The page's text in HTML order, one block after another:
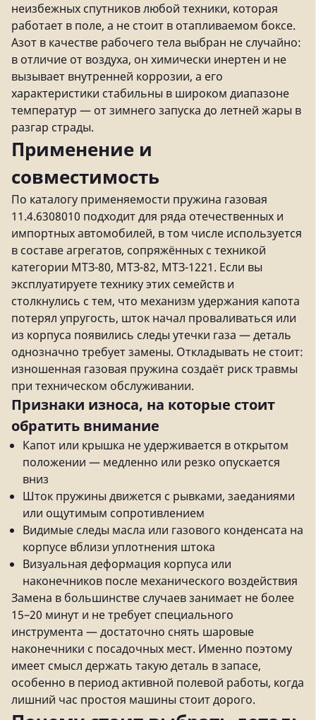
неизбежных спутников любой техники, которая
работает в поле, а не стоит в отапливаемом боксе.
Азот в качестве рабочего тела выбран не случайно:
в отличие от воздуха, он химически инертен и не
вызывает внутренней коррозии, а его
характеристики стабильны в широком диапазоне
температур — от зимнего запуска до летней жары в
разгар страды.
Применение и
совместимость
По каталогу применяемости пружина газовая
11.4.6308010 подходит для ряда отечественных и
импортных автомобилей, в том числе используется
в составе агрегатов, сопряжённых с техникой
категории МТЗ-80, МТЗ-82, МТЗ-1221. Если вы
эксплуатируете технику этих семейств и
столкнулись с тем, что механизм удержания капота
потерял упругость, шток начал проваливаться или
из корпуса появились следы утечки газа — деталь
однозначно требует замены. Откладывать не стоит:
изношенная газовая пружина создаёт риск травмы
при техническом обслуживании.
Признаки износа, на которые стоит
обратить внимание
Капот или крышка не удерживается в открытом
положении — медленно или резко опускается
вниз
Шток пружины движется с рывками, заеданиями
или ощутимым сопротивлением
Видимые следы масла или газового конденсата на
корпусе вблизи уплотнения штока
Визуальная деформация корпуса или
наконечников после механического воздействия
Замена в большинстве случаев занимает не более
15–20 минут и не требует специального
инструмента — достаточно снять шаровые
наконечники с посадочных мест. Именно поэтому
имеет смысл держать такую деталь в запасе,
особенно в период активной полевой работы, когда
лишний час простоя машины стоит дорого.